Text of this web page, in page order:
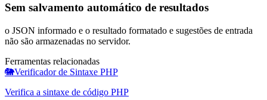
Sem salvamento automático de resultados
o JSON informado e o resultado formatado e sugestões de entrada
não são armazenadas no servidor.
Ferramentas relacionadas
🐘Verificador de Sintaxe PHP
Verifica a sintaxe de código PHP